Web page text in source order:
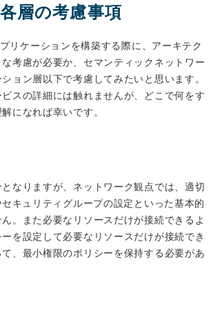
層の考慮事項
リケーションを構築する際に、アーキテク
考慮が必要か、セマンティックネットワー
ョン層以下で考慮してみたいと思います。
スの詳細には触れませんが、どこで何をす
になれば幸いです。
なりますが、ネットワーク観点では、適切
キュリティグループの設定といった基本的
。また必要なリソースだけが接続できるよ
を設定して必要なリソースだけが接続でき
、最小権限のポリシーを保持する必要があ